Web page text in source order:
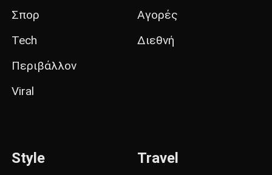
Σπορ
Tech
Περιβάλλον
Viral
Αγορές
Διεθνή
Style Travel